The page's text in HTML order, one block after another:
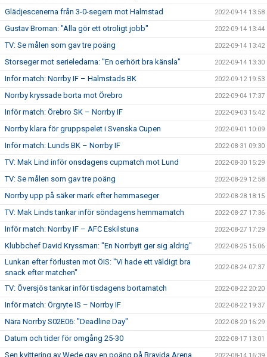
Glädjescenerna från 3-0-segern mot Halmstad 2022-09-14 13:58
Gustav Broman: "Alla gör ett otroligt jobb" 2022-09-14 13:44
TV: Se målen som gav tre poäng 2022-09-14 13:42
Storseger mot serieledarna: "En oerhört bra känsla" 2022-09-14 13:30
Inför match: Norrby IF – Halmstads BK 2022-09-12 19:53
Norrby kryssade borta mot Örebro 2022-09-04 17:37
Inför match: Örebro SK – Norrby IF 2022-09-03 15:42
Norrby klara för gruppspelet i Svenska Cupen 2022-09-01 10:09
Inför match: Lunds BK – Norrby IF 2022-08-31 09:30
TV: Mak Lind inför onsdagens cupmatch mot Lund 2022-08-30 15:29
TV: Se målen som gav tre poäng 2022-08-29 12:58
Norrby upp på säker mark efter hemmaseger 2022-08-28 18:15
TV: Mak Linds tankar inför söndagens hemmamatch 2022-08-27 17:36
Inför match: Norrby IF – AFC Eskilstuna 2022-08-27 17:29
Klubbchef David Kryssman: "En Norrbyit ger sig aldrig" 2022-08-25 15:06
Lunkan efter förlusten mot ÖIS: "Vi hade ett väldigt bra
snack efter matchen"
2022-08-24 07:37
TV: Översjös tankar inför tisdagens bortamatch 2022-08-22 20:20
Inför match: Örgryte IS – Norrby IF 2022-08-22 19:37
Nära Norrby S02E06: "Deadline Day" 2022-08-20 16:29
Datum och tider för omgång 25-30 2022-08-17 13:01
Sen kvittering av Wede gav en poäng på Bravida Arena